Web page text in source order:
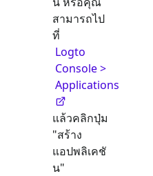
สามารถไป
ที่
Logto
Console >
Applications
แล้วคลิกปุ่ม
"สร้าง
แอปพลิเคชั
น"